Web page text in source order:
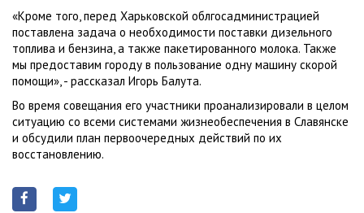
«Кроме того, перед Харьковской облгосадминистрацией
поставлена задача о необходимости поставки дизельного
топлива и бензина, а также пакетированного молока. Также
мы предоставим городу в пользование одну машину скорой
помощи», - рассказал Игорь Балута.
Во время совещания его участники проанализировали в целом
ситуацию со всеми системами жизнеобеспечения в Славянске
и обсудили план первоочередных действий по их
восстановлению.